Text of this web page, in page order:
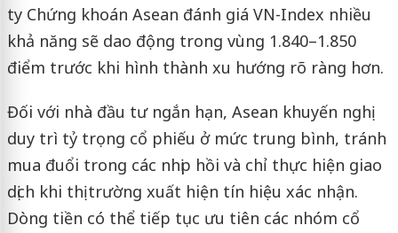
ty Chứng khoán Asean đánh giá VN-Index nhiều
khả năng sẽ dao động trong vùng 1.840–1.850
điểm trước khi hình thành xu hướng rõ ràng hơn.
Đối với nhà đầu tư ngắn hạn, Asean khuyến nghị
duy trì tỷ trọng cổ phiếu ở mức trung bình, tránh
mua đuổi trong các nhịp hồi và chỉ thực hiện giao
dịch khi thị trường xuất hiện tín hiệu xác nhận.
Dòng tiền có thể tiếp tục ưu tiên các nhóm cổ